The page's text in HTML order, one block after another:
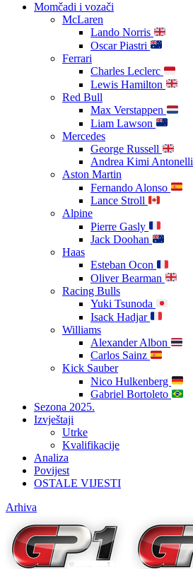
Momčadi i vozači
McLaren
Lando Norris
Oscar Piastri
Ferrari
Charles Leclerc
Lewis Hamilton
Red Bull
Max Verstappen
Liam Lawson
Mercedes
George Russell
Andrea Kimi Antonelli
Aston Martin
Fernando Alonso
Lance Stroll
Alpine
Pierre Gasly
Jack Doohan
Haas
Esteban Ocon
Oliver Bearman
Racing Bulls
Yuki Tsunoda
Isack Hadjar
Williams
Alexander Albon
Carlos Sainz
Kick Sauber
Nico Hulkenberg
Gabriel Bortoleto
Sezona 2025.
Izvještaji
Utrke
Kvalifikacije
Analiza
Povijest
OSTALE VIJESTI
Arhiva